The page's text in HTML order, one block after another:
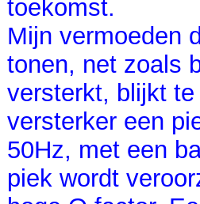
toekomst.
Mijn vermoeden
tonen, net zoals
versterkt, blijkt
versterker een
50Hz, met een
piek wordt